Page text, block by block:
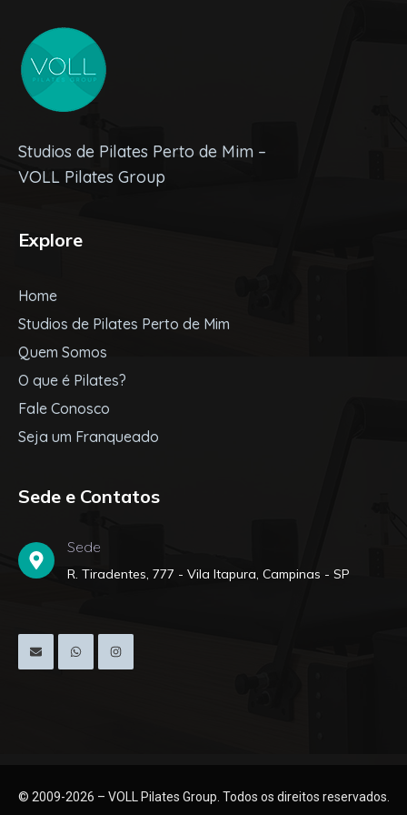
Studios de Pilates Perto de Mim –
VOLL Pilates Group
Explore
Home
Studios de Pilates Perto de Mim
Quem Somos
O que é Pilates?
Fale Conosco
Seja um Franqueado
Sede e Contatos
Sede
R. Tiradentes, 777 - Vila Itapura, Campinas - SP
© 2009-2026 – VOLL Pilates Group. Todos os direitos reservados.